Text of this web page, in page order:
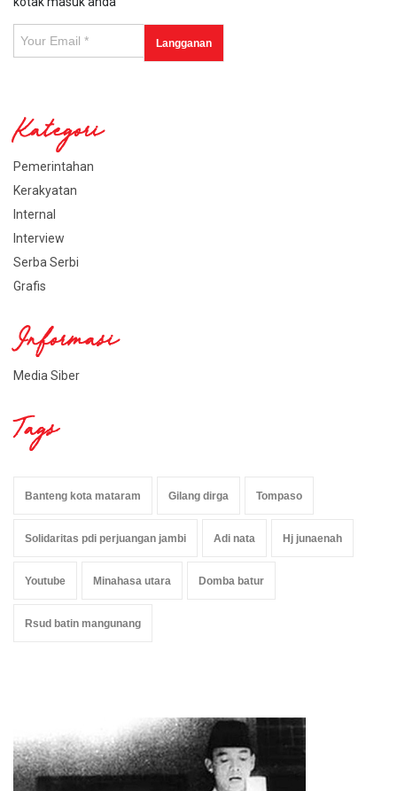
Kategori
Pemerintahan
Kerakyatan
Internal
Interview
Serba Serbi
Grafis
Informasi
Media Siber
Tags
Banteng kota mataram Gilang dirga Tompaso
Solidaritas pdi perjuangan jambi Adi nata Hj junaenah
Youtube Minahasa utara Domba batur
Rsud batin mangunang